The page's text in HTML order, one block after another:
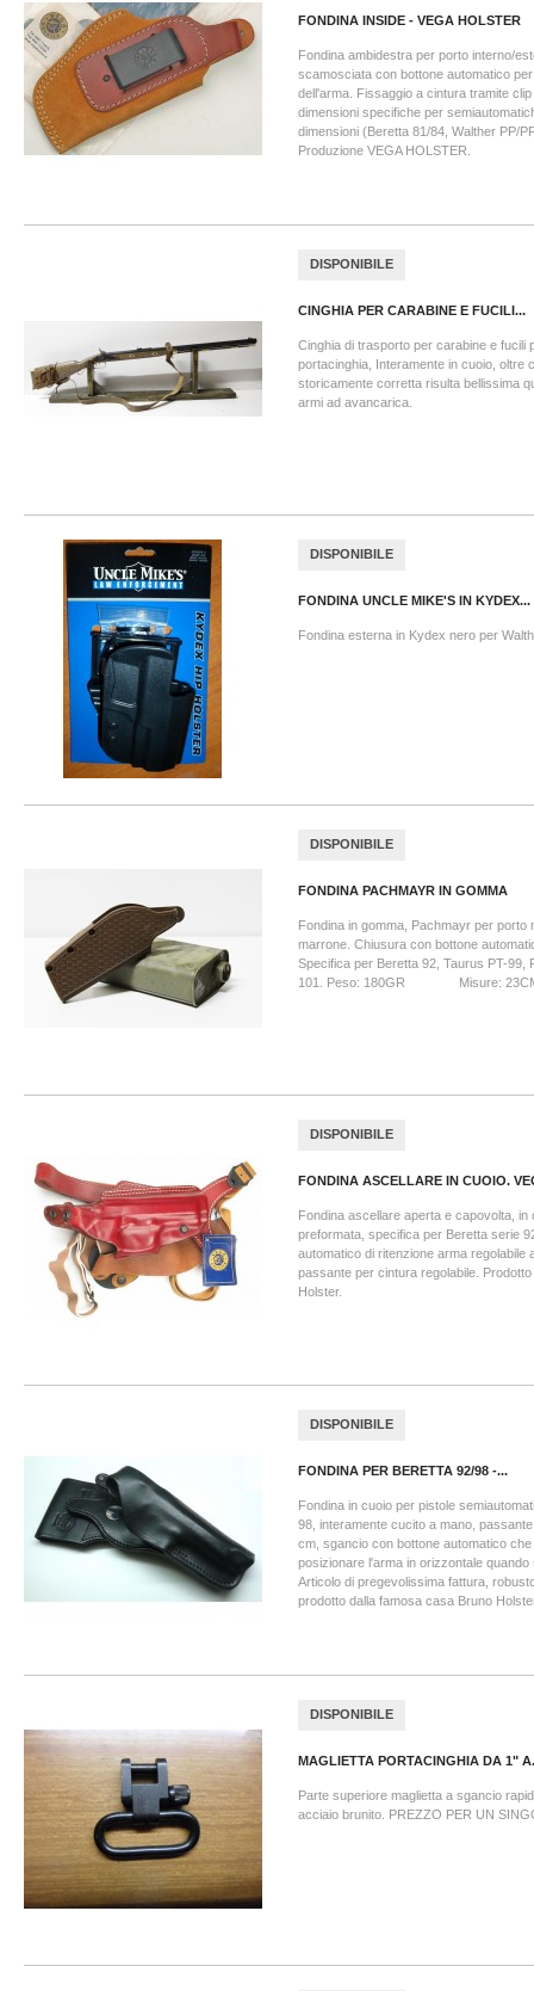
FONDINA INSIDE - VEGA HOLSTER
Fondina ambidestra per porto interno/
scamosciata con bottone automatico
dell'arma. Fissaggio a cintura tramite
dimensioni specifiche per
dimensioni (Beretta 81/84, Walther PP/
Produzione VEGA HOLSTER.
DISPONIBILE
CINGHIA PER CARABINE E FUCILI...
Cinghia di trasporto per carabine e fucili
portacinghia, Interamente in cuoio, oltre
storicamente corretta risulta bellissima
armi ad avancarica.
DISPONIBILE
FONDINA UNCLE MIKE'S IN KYDEX...
Fondina esterna in Kydex nero per
DISPONIBILE
FONDINA PACHMAYR IN GOMMA
Fondina in gomma, Pachmayr per porto
marrone. Chiusura con bottone
Specifica per Beretta 92, Taurus PT-99,
101. Peso: 180GR Misure:
DISPONIBILE
FONDINA ASCELLARE IN CUOIO.
Fondina ascellare aperta e capovolta, in
preformata, specifica per Beretta serie
automatico di ritenzione arma regolabile
passante per cintura regolabile. Prodotto
Holster.
DISPONIBILE
FONDINA PER BERETTA 92/98 -...
Fondina in cuoio per pistole
98, interamente cucito a mano,
cm, sgancio con bottone automatico
posizionare l'arma in orizzontale quando
Articolo di pregevolissima fattura,
prodotto dalla famosa casa Bruno
DISPONIBILE
MAGLIETTA PORTACINGHIA DA 1"
Parte superiore maglietta a sgancio
acciaio brunito. PREZZO PER UN